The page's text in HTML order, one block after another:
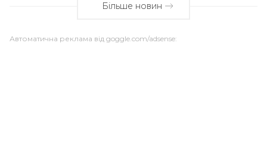
Більше новин
Автоматична реклама від goggle.com/adsense: